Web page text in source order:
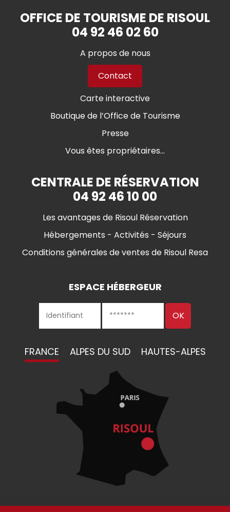
OFFICE DE TOURISME DE RISOUL
04 92 46 02 60
A propos de nous
Contact
Carte interactive
Boutique de l’Office de Tourisme
Presse
Vous êtes propriétaires...
CENTRALE DE RÉSERVATION
04 92 46 10 00
Les avantages de Risoul Réservation
Hébergements - Activités - Séjours
Conditions générales de ventes de Risoul Resa
ESPACE HÉBERGEUR
FRANCE ALPES DU SUD HAUTES-ALPES